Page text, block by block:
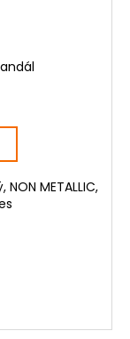
METALLIC,